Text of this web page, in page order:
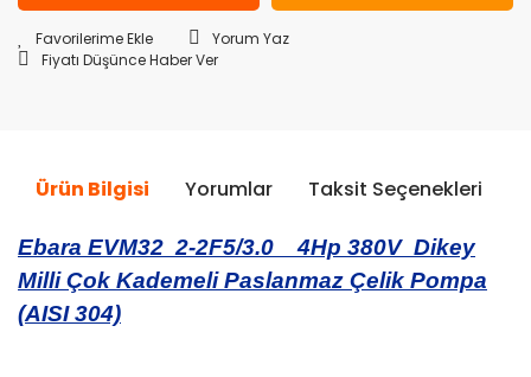
Yorum Yaz
Fiyatı Düşünce Haber Ver
Ürün Bilgisi Yorumlar Taksit Seçenekleri
Ebara EVM32 2-2F5/3.0 4Hp 380V Dikey
Milli Çok Kademeli Paslanmaz Çelik Pompa
(AISI 304)